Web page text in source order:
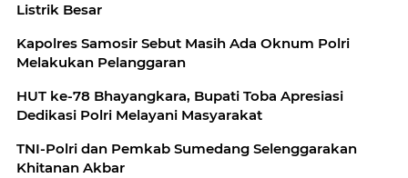
Listrik Besar
Kapolres Samosir Sebut Masih Ada Oknum Polri
Melakukan Pelanggaran
HUT ke-78 Bhayangkara, Bupati Toba Apresiasi
Dedikasi Polri Melayani Masyarakat
TNI-Polri dan Pemkab Sumedang Selenggarakan
Khitanan Akbar